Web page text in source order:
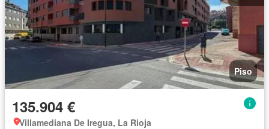
Piso
135.904 €
Villamediana De Iregua, La Rioja